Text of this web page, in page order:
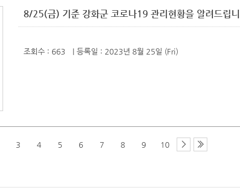
8/25(금) 기준 강화군 코로나19 관리현황을 알려드립
조회수 : 663 | 등록일 : 2023년 8월 25일 (Fri)
3 4 5 6 7 8 9 10